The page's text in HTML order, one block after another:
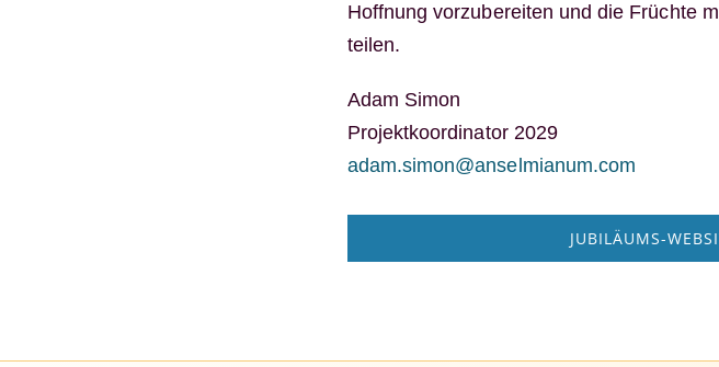
Hoffnung vorzubereiten und die Früchte
teilen.
Adam Simon
Projektkoordinator 2029
adam.simon@anselmianum.com
JUBILÄUMS-